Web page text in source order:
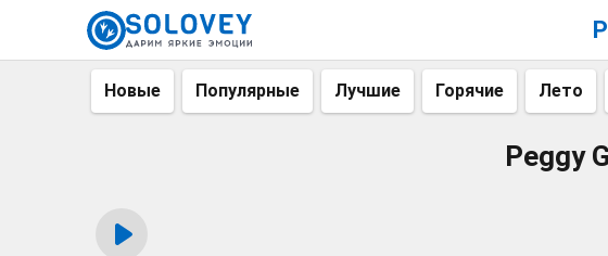
Новые Популярные Лучшие Горячие Лето
Peggy